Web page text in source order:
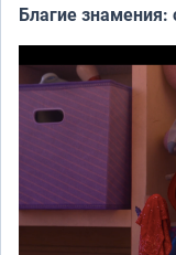
Благие